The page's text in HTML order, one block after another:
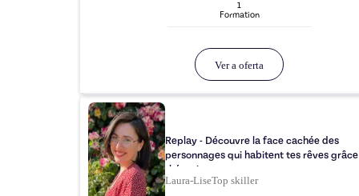
1
Formation
Ver a oferta
Replay - Découvre la face cachée des
personnages qui habitent tes rêves
thérapie..
Laura-LiseTop skiller